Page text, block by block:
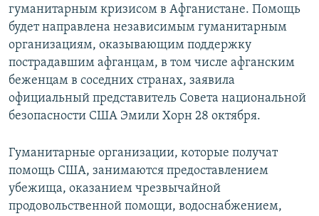
гуманитарным кризисом в Афганистане. Помощь
будет направлена независимым гуманитарным
организациям, оказывающим поддержку
пострадавшим афганцам, в том числе афганским
беженцам в соседних странах, заявила
официальный представитель Совета национальной
безопасности США Эмили Хорн 28 октября.
Гуманитарные организации, которые получат
помощь США, занимаются предоставлением
убежища, оказанием чрезвычайной
продовольственной помощи, водоснабжением,